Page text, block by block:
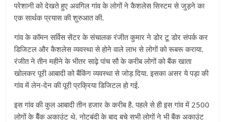
परेशानी को देखते हुए अवगिल गांव के लोगों ने कैशलेस सिस्टम से जुड़ने का
एक सार्थक प्रयास की शुरुआत की.
गांव के कॉमन सर्विस सेंटर के संचालक रंजीत कुमार ने डोर टू डोर संपर्क कर
डिजिटल और कैशलेस व्यवस्था से होने वाले लाभ से लोगों को रूबरू कराया.
रंजीत ने तीन महीने के भीतर साढ़े पांच सौ के करीब लोगों को बैंक खाता
खोलकर पूरी आबादी को बैंकिंग व्यवस्था से जोड़ दिया. इसका असर ये पड़ा की
गांव में लेन-देन की पूरी प्रक्रिया डिजिटल हो गई.
इस गांव की कुल आबादी तीन हजार के करीब है. पहले से ही इस गांव में 2500
लोगों के बैैंक अकाउंट थे. नोटबंदी के बाद बचे सभी लोगों ने भी बैंक अकाउंट